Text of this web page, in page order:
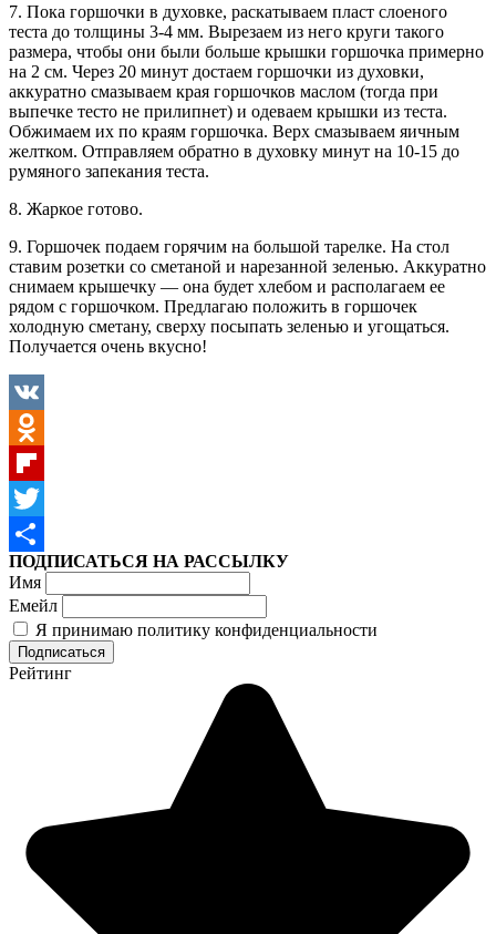
7. Пока горшочки в духовке, раскатываем пласт слоеного
теста до толщины 3-4 мм. Вырезаем из него круги такого
размера, чтобы они были больше крышки горшочка примерно
на 2 см. Через 20 минут достаем горшочки из духовки,
аккуратно смазываем края горшочков маслом (тогда при
выпечке тесто не прилипнет) и одеваем крышки из теста.
Обжимаем их по краям горшочка. Верх смазываем яичным
желтком. Отправляем обратно в духовку минут на 10-15 до
румяного запекания теста.
8. Жаркое готово.
9. Горшочек подаем горячим на большой тарелке. На стол
ставим розетки со сметаной и нарезанной зеленью. Аккуратно
снимаем крышечку — она будет хлебом и располагаем ее
рядом с горшочком. Предлагаю положить в горшочек
холодную сметану, сверху посыпать зеленью и угощаться.
Получается очень вкусно!
VK
Odnoklassniki
Flipboard
Twitter
Отправить
ПОДПИСАТЬСЯ НА РАССЫЛКУ
Имя
Емейл
Я принимаю политику конфиденциальности
Рейтинг